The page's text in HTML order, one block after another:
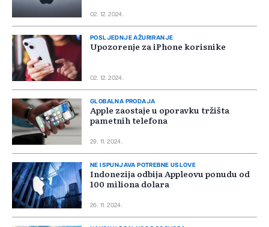
02. 12. 2024.
POSLJEDNJE AŽURIRANJE
Upozorenje za iPhone korisnike
02. 12. 2024.
GLOBALNA PRODAJA
Apple zaostaje u oporavku tržišta
pametnih telefona
29. 11. 2024.
NE ISPUNJAVA POTREBNE USLOVE
Indonezija odbija Appleovu ponudu od
100 miliona dolara
26. 11. 2024.